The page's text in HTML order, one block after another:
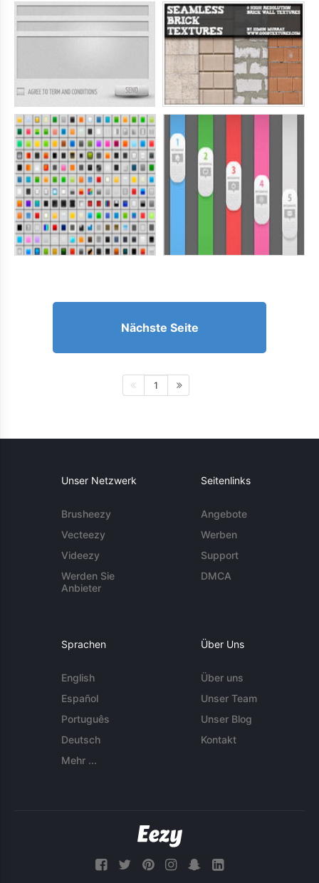
Nächste Seite
1
Unser Netzwerk
Brusheezy
Vecteezy
Videezy
Werden Sie
Anbieter
Seitenlinks
Angebote
Werben
Support
DMCA
Sprachen
English
Español
Português
Deutsch
Mehr ...
Über Uns
Über uns
Unser Team
Unser Blog
Kontakt